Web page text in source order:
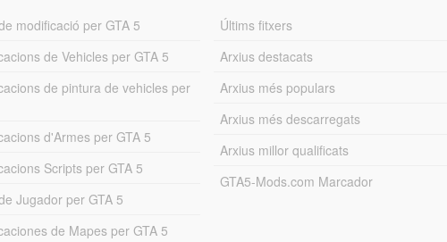
modificació per GTA 5
de Vehicles per GTA 5
de pintura de vehicles per
d'Armes per GTA 5
Scripts per GTA 5
Jugador per GTA 5
de Mapes per GTA 5
Últims fitxers
Arxius destacats
Arxius més populars
Arxius més descarregats
Arxius millor qualificats
GTA5-Mods.com Marcador